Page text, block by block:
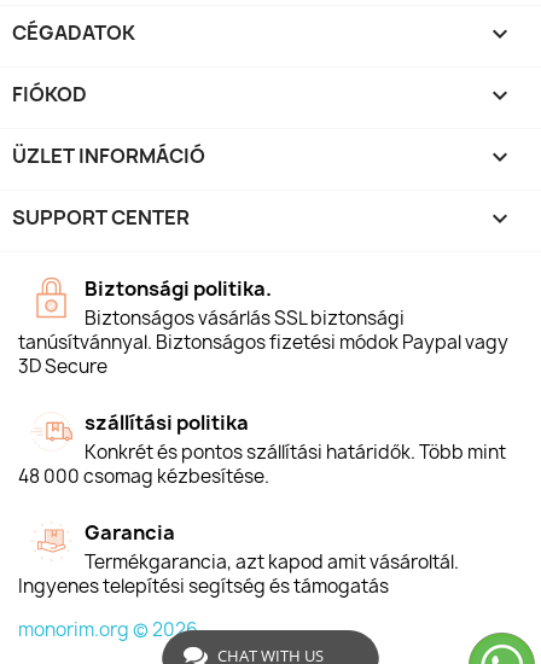
CÉGADATOK 
FIÓKOD 
ÜZLET INFORMÁCIÓ keyboard_arrow_down
SUPPORT CENTER 
Biztonsági politika.
Biztonságos vásárlás SSL biztonsági
tanúsítvánnyal. Biztonságos fizetési módok Paypal vagy
3D Secure
szállítási politika
Konkrét és pontos szállítási határidők. Több mint
48 000 csomag kézbesítése.
Garancia
Termékgarancia, azt kapod amit vásároltál.
Ingyenes telepítési segítség és támogatás
monorim.org © 2026
CHAT WITH US